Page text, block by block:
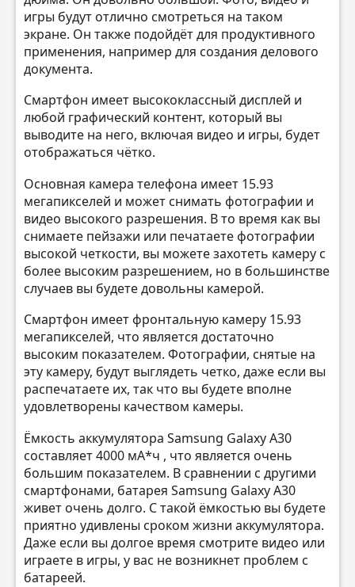
игры будут отлично смотреться на таком
экране. Он также подойдёт для продуктивного
применения, например для создания делового
документа.
Смартфон имеет высококлассный дисплей и
любой графический контент, который вы
выводите на него, включая видео и игры, будет
отображаться чётко.
Основная камера телефона имеет 15.93
мегапикселей и может снимать фотографии и
видео высокого разрешения. В то время как вы
снимаете пейзажи или печатаете фотографии
высокой четкости, вы можете захотеть камеру с
более высоким разрешением, но в большинстве
случаев вы будете довольны камерой.
Смартфон имеет фронтальную камеру 15.93
мегапикселей, что является достаточно
высоким показателем. Фотографии, снятые на
эту камеру, будут выглядеть четко, даже если вы
распечатаете их, так что вы будете вполне
удовлетворены качеством камеры.
Ёмкость аккумулятора Samsung Galaxy A30
составляет 4000 мА*ч , что является очень
большим показателем. В сравнении с другими
смартфонами, батарея Samsung Galaxy A30
живет очень долго. С такой ёмкостью вы будете
приятно удивлены сроком жизни аккумулятора.
Даже если вы долгое время смотрите видео или
играете в игры, у вас не возникнет проблем с
батареей.